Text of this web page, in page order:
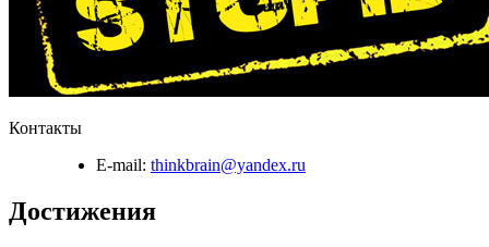
Контакты
E-mail: thinkbrain@yandex.ru
Достижения